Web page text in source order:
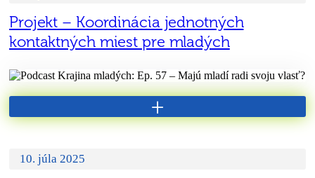
Projekt – Koordinácia jednotných
kontaktných miest pre mladých
+
10. júla 2025